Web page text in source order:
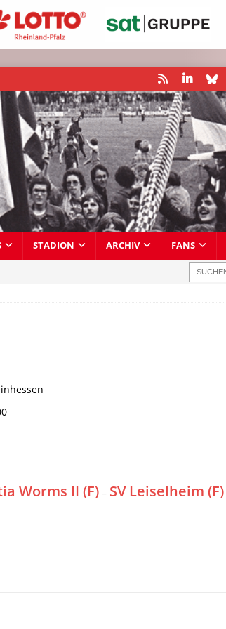
STADION ARCHIV FANS
Worms II (F) – SV Leiselheim (F)